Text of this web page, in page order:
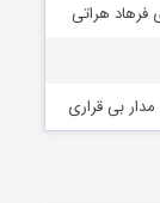
فرهاد هراتی
بی قراری